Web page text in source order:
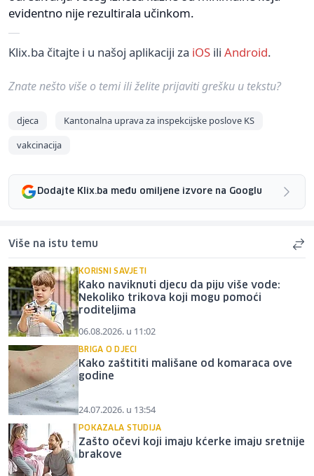
evidentno nije rezultirala učinkom.
Klix.ba čitajte i u našoj aplikaciji za iOS ili Android.
Znate nešto više o temi ili želite prijaviti grešku u tekstu?
djeca
Kantonalna uprava za inspekcijske poslove KS
vakcinacija
Dodajte Klix.ba među omiljene izvore na Googlu
Više na istu temu
KORISNI SAVJETI
Kako naviknuti djecu da piju više vode:
Nekoliko trikova koji mogu pomoći
roditeljima
06.08.2026. u 11:02
BRIGA O DJECI
Kako zaštititi mališane od komaraca ove
godine
24.07.2026. u 13:54
POKAZALA STUDIJA
Zašto očevi koji imaju kćerke imaju sretnije
brakove